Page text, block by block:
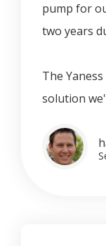
pump for
two years
The
solution